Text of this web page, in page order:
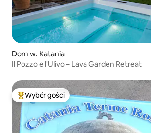
Dom w: Katania
Il Pozzo e l'Ulivo – Lava Garden Retreat
Najpopularniejsze z kategorii Wybór gości
Wybór gości